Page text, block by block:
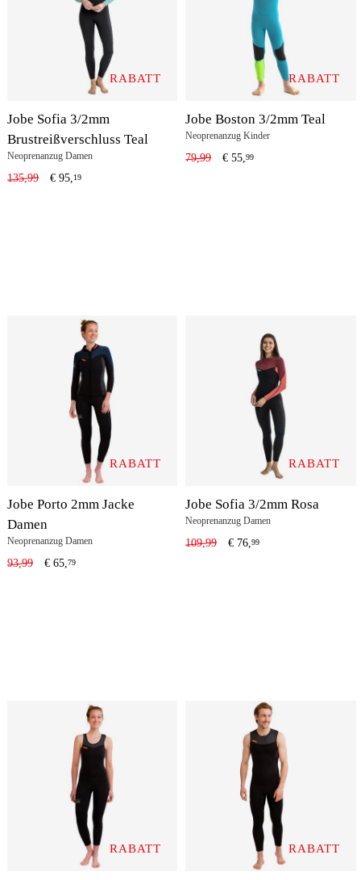
RABATT
Jobe Sofia 3/2mm
Brustreißverschluss Teal
Neoprenanzug Damen
135,99 € 95,19
RABATT
Jobe Boston 3/2mm Teal
Neoprenanzug Kinder
79,99 € 55,99
RABATT
Jobe Porto 2mm Jacke
Damen
Neoprenanzug Damen
93,99 € 65,79
RABATT
Jobe Sofia 3/2mm Rosa
Neoprenanzug Damen
109,99 € 76,99
RABATT RABATT